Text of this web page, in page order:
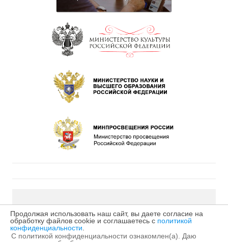
Кирова
Продолжая использовать наш сайт, вы даете согласие на
обработку файлов cookie и соглашаетесь с политикой
конфиденциальности
С политикой конфиденциальности ознакомлен(а). Даю